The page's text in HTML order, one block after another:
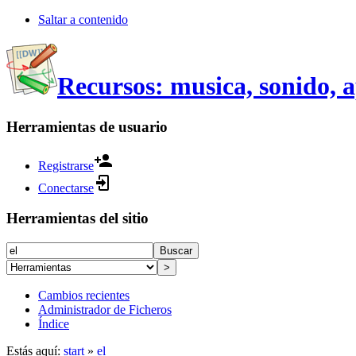
Saltar a contenido
Recursos: musica, sonido,
Herramientas de usuario
Registrarse
Conectarse
Herramientas del sitio
Buscar
>
Cambios recientes
Administrador de Ficheros
Índice
Estás aquí: start » el